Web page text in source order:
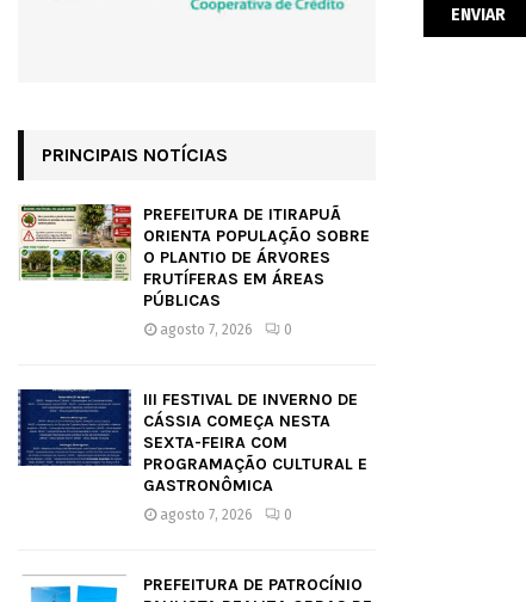
PRINCIPAIS NOTÍCIAS
PREFEITURA DE ITIRAPUÃ
ORIENTA POPULAÇÃO SOBRE
O PLANTIO DE ÁRVORES
FRUTÍFERAS EM ÁREAS
PÚBLICAS
agosto 7, 2026 0
III FESTIVAL DE INVERNO DE
CÁSSIA COMEÇA NESTA
SEXTA-FEIRA COM
PROGRAMAÇÃO CULTURAL E
GASTRONÔMICA
agosto 7, 2026 0
PREFEITURA DE PATROCÍNIO